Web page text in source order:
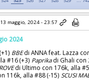
13 maggio, 2024 - 23:57
2024
BBEdi ANNA feat. Lazza
#16 (+3) Paprikadi Ghali con
di Ultimo con 176k, alla
116k, alla #88 (-15) SCUSI